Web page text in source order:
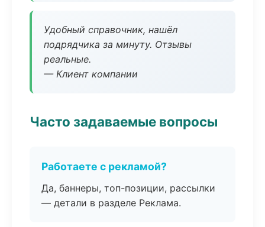
Удобный справочник, нашёл
подрядчика за минуту. Отзывы
реальные.
— Клиент компании
Часто задаваемые вопросы
Работаете с рекламой?
Да, баннеры, топ-позиции, рассылки
— детали в разделе Реклама.